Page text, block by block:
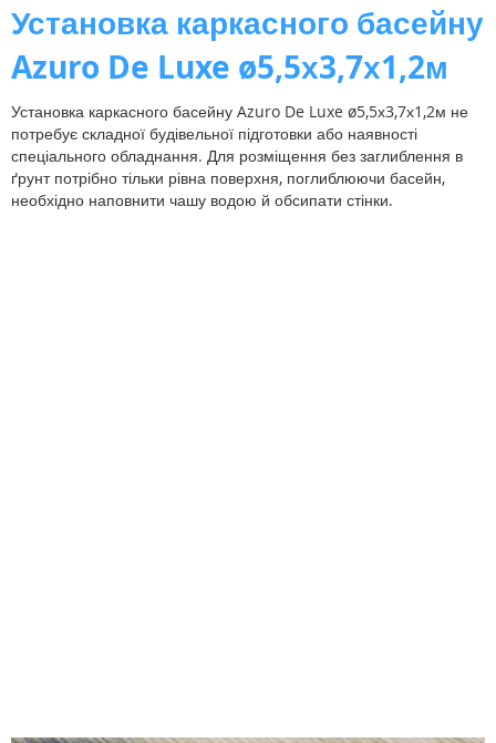
Установка каркасного басейну
Azuro De Luxe ø5,5х3,7х1,2м
Установка каркасного басейну Azuro De Luxe ø5,5х3,7х1,2м не
потребує складної будівельної підготовки або наявності
спеціального обладнання. Для розміщення без заглиблення в
ґрунт потрібно тільки рівна поверхня, поглиблюючи басейн,
необхідно наповнити чашу водою й обсипати стінки.